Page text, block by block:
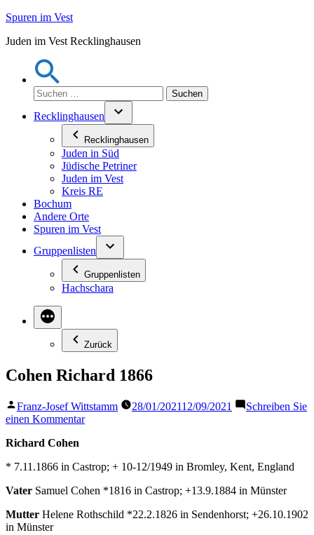
Zum
springen
Spuren im Vest
Juden im Vest Recklinghausen
Suchen
nach:
Recklinghausen
Recklinghausen
Juden in Süd
Jüdische Petriner
Juden im Vest
Kreis RE
Bochum
Andere Orte
Spuren im Vest
Gruppenlisten
Gruppenlisten
Hachschara
Zurück
Cohen Richard 1866
Veröffentlicht
von
Franz-Josef Wittstamm 28/01/202112/09/2021
Schreiben Sie
einen Kommentarzu
Richard Cohen
* 7.11.1866 in Castrop; + 10-12/1949 in Bromley, Kent, England
Vater Samuel Cohen *1816 in Castrop; +13.9.1884 in Münster
Mutter Helene Rothschild *22.2.1826 in Sendenhorst; +26.10.1902
in Münster